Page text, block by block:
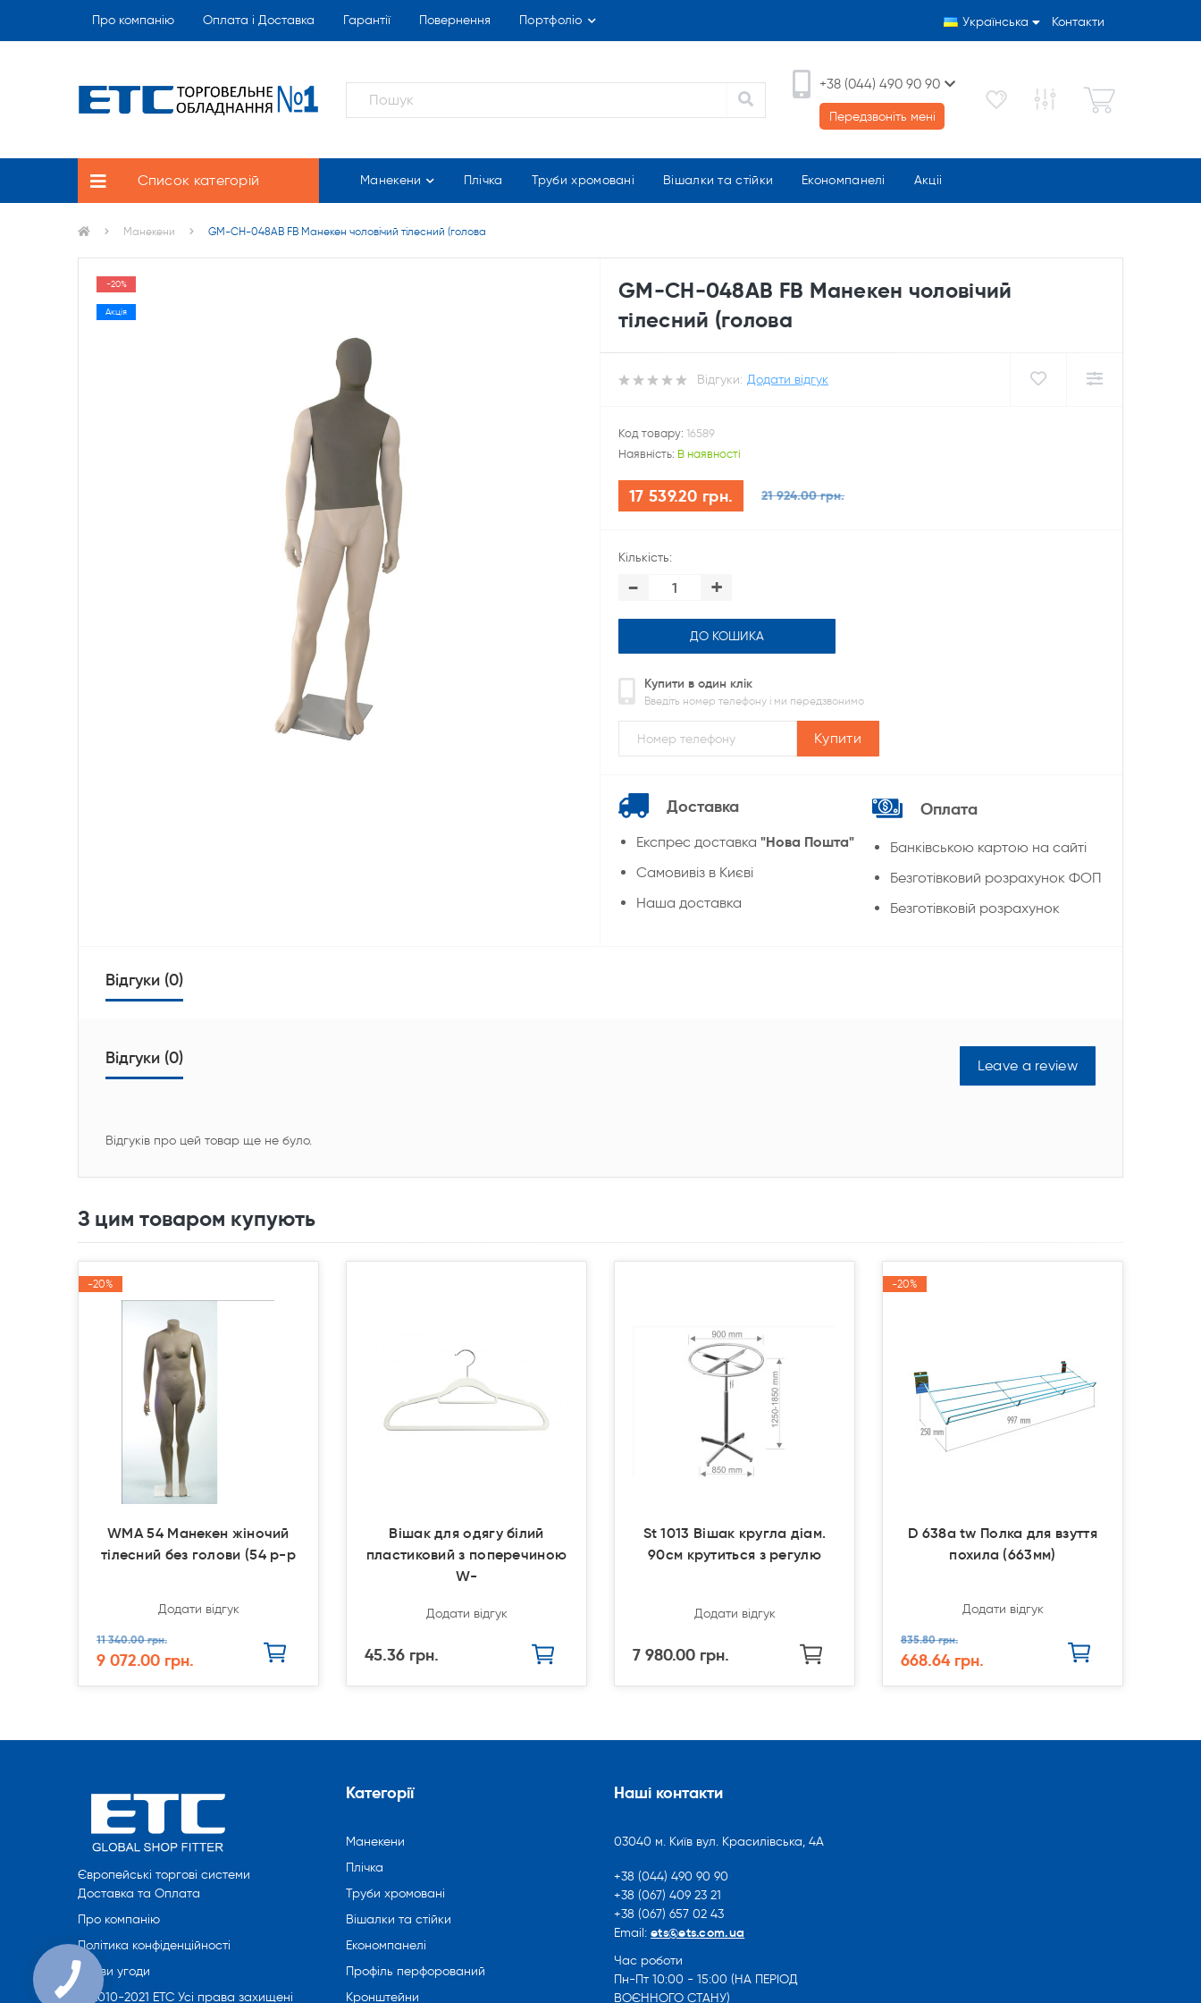
Про компанію Оплата і Доставка Гарантії Повернення Портфоліо Українська Контакти
+38 (044) 490 90 90
Передзвоніть мені
Список категорій Манекени Плічка Труби хромовані Вішалки та стійки Економпанелі Акціі
Манекени GM-CH-048AB FB Манекен чоловічий тілесний (голова
-20%
Акція
GM-CH-048AB FB Манекен чоловічий
тілесний (голова
Відгуки: Додати відгук
Код товару: 16589
Наявність: В наявності
17 539.20 грн. 21 924.00 грн.
Кількість:
- +
ДО КОШИКА
Купити в один клік
Введіть номер телефону і ми передзвонимо
Купити
Доставка
Експрес доставка "Нова Пошта"
Cамовивіз в Києві
Наша доставка
Оплата
Банківською картою на сайті
Безготівковий розрахунок ФОП
Безготівковій розрахунок
Відгуки (0)
Відгуки (0) Leave a review
Відгуків про цей товар ще не було.
З цим товаром купують
-20%
-20%
WMA 54 Манекен жіночий
тілесний без голови (54 р-р
Додати відгук
11 340.00 грн.
9 072.00 грн.
Вішак для одягу білий
пластиковий з поперечиною
W-
Додати відгук
45.36 грн.
St 1013 Вішак кругла діам.
90см крутиться з регулю
Додати відгук
7 980.00 грн.
-20%
-20%
D 638a tw Полка для взуття
похила (663мм)
Додати відгук
835.80 грн.
668.64 грн.
Європейські торгові системи
Доставка та Оплата
Про компанію
Політика конфіденційності
Умови угоди
© 2010-2021 ETC Усі права захищені
Категорії
Манекени
Плічка
Труби хромовані
Вішалки та стійки
Економпанелі
Профіль перфорований
Кронштейни
Наші контакти
03040 м. Київ вул. Красилівська, 4А
+38 (044) 490 90 90
+38 (067) 409 23 21
+38 (067) 657 02 43
Email: ets@ets.com.ua
Час роботи
Пн-Пт 10:00 - 15:00 (НА ПЕРІОД
ВОЄННОГО СТАНУ)